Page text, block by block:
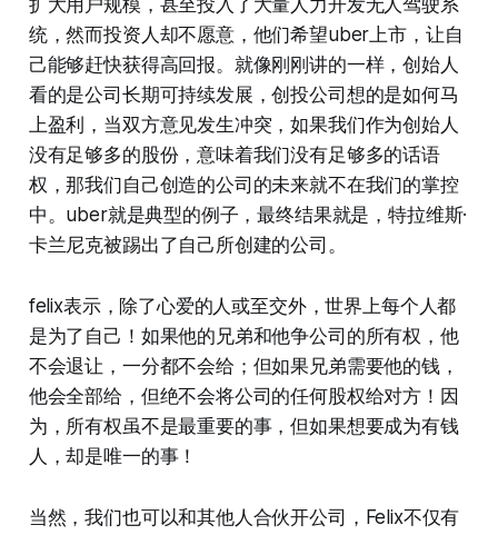
扩大用户规模，甚至投入了大量人力开发无人驾驶系
统，然而投资人却不愿意，他们希望uber上市，让自
己能够赶快获得高回报。就像刚刚讲的一样，创始人
看的是公司长期可持续发展，创投公司想的是如何马
上盈利，当双方意见发生冲突，如果我们作为创始人
没有足够多的股份，意味着我们没有足够多的话语
权，那我们自己创造的公司的未来就不在我们的掌控
中。uber就是典型的例子，最终结果就是，特拉维斯·
卡兰尼克被踢出了自己所创建的公司。
felix表示，除了心爱的人或至交外，世界上每个人都
是为了自己！如果他的兄弟和他争公司的所有权，他
不会退让，一分都不会给；但如果兄弟需要他的钱，
他会全部给，但绝不会将公司的任何股权给对方！因
为，所有权虽不是最重要的事，但如果想要成为有钱
人，却是唯一的事！
当然，我们也可以和其他人合伙开公司，Felix不仅有